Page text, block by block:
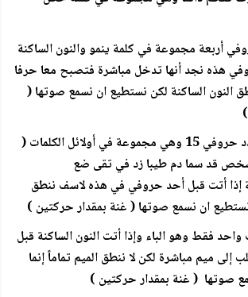
أربعة مجموعة في كلمة ينمو والنون الساكنة
هذه نجد أنها تدخل مباشرة فتصبح معا حرفا
النون الساكنة لكن نستطيع ان نسمع صوتها (
:عدد حروفي 15 وهي مجموعة في أولائل الكلمات (
قد سما دم طيبا زد في تقى ضع
إذا أتت قبل أحد حروفي في هذه لاسف ننطق
ان نسمع صوتها ( غنة بمقدار حركتين )
فقط وهو الباء وإذا أتت النون الساكنة قبل
إلى ميم مباشرة لكن لا ننطق الميم تماماً إنما
صوتها ( غنة بمقدار حركتين )